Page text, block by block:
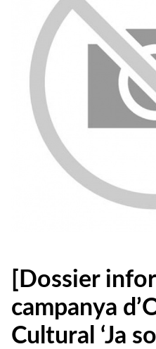
[Dossier
campanya
Cultural ‘Ja